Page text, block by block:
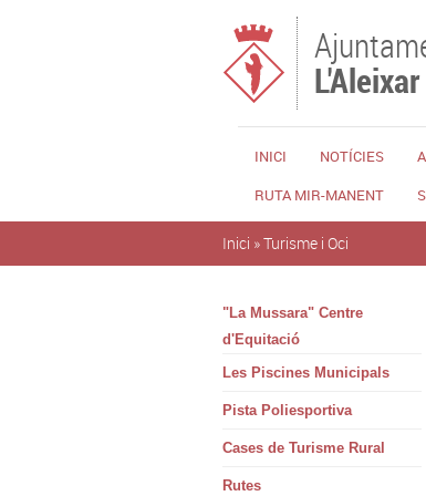
L'Aleixar
INICI NOTÍCIES
RUTA MIR-MANENT
Inici »Turisme i Oci
"La Mussara" Centre
d'Equitació
Les Piscines Municipals
Pista Poliesportiva
Cases de Turisme Rural
Rutes